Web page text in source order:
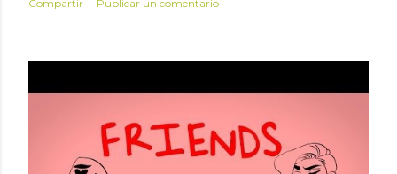
Compartir Publicar un comentario